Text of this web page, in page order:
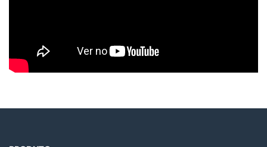
Como resolvemos cada necessidade da